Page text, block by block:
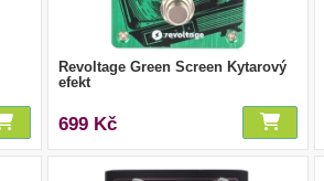
Revoltage Green Screen Kytarový
efekt
699 Kč